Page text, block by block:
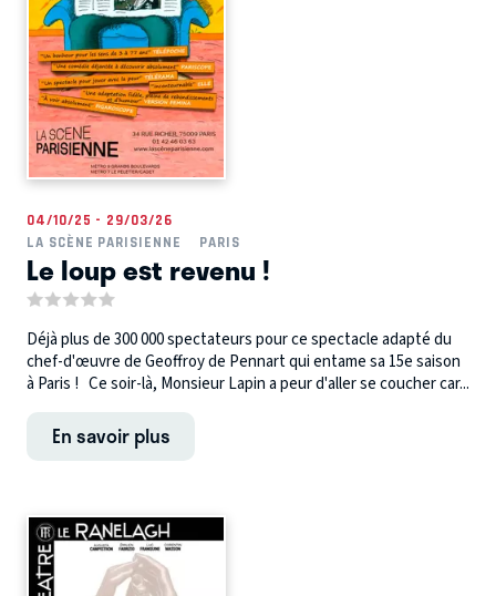
04/10/25 - 29/03/26
LA SCÈNE PARISIENNE
PARIS
Le loup est revenu !
Déjà plus de 300 000 spectateurs pour ce spectacle adapté du
chef-d'œuvre de Geoffroy de Pennart qui entame sa 15e saison
à Paris ! Ce soir-là, Monsieur Lapin a peur d'aller se coucher car...
En savoir plus